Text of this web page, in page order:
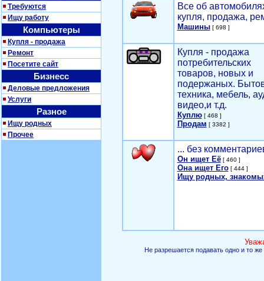
Требуются
Ищу работу
Компьютеры
Купля - продажа
Ремонт
Посетите сайт
Бизнесс
Деловые предложения
Услуги
Разное
Ищу родных
Прочее
Все об
купля, продажа,
Машины[ 698 ]
Купля - продажа
потребительских
товаров, новых и
подержаных.
техника, мебель,
видео,и т.д.
Куплю[ 468 ]
Продам [ 3382 ]
... без
Он ищет Её[ 460 ]
Она ищет Его[ 444 ]
Ищу родных,
Не разрешается подавать одно и то